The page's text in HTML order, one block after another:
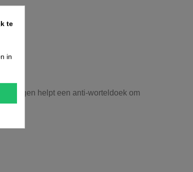
helpt een anti-worteldoek om
te
in